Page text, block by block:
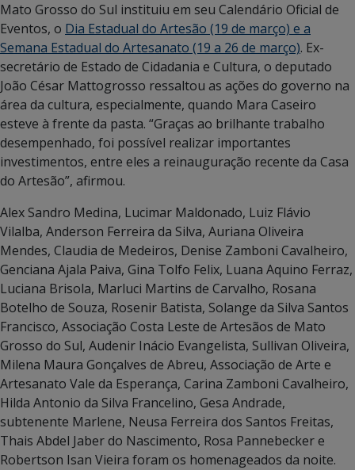
Mato Grosso do Sul instituiu em seu Calendário Oficial de
Eventos, o Dia Estadual do Artesão (19 de março) e a
Semana Estadual do Artesanato (19 a 26 de março). Ex-
secretário de Estado de Cidadania e Cultura, o deputado
João César Mattogrosso ressaltou as ações do governo na
área da cultura, especialmente, quando Mara Caseiro
esteve à frente da pasta. “Graças ao brilhante trabalho
desempenhado, foi possível realizar importantes
investimentos, entre eles a reinauguração recente da Casa
do Artesão”, afirmou.
Alex Sandro Medina, Lucimar Maldonado, Luiz Flávio
Vilalba, Anderson Ferreira da Silva, Auriana Oliveira
Mendes, Claudia de Medeiros, Denise Zamboni Cavalheiro,
Genciana Ajala Paiva, Gina Tolfo Felix, Luana Aquino Ferraz,
Luciana Brisola, Marluci Martins de Carvalho, Rosana
Botelho de Souza, Rosenir Batista, Solange da Silva Santos
Francisco, Associação Costa Leste de Artesãos de Mato
Grosso do Sul, Audenir Inácio Evangelista, Sullivan Oliveira,
Milena Maura Gonçalves de Abreu, Associação de Arte e
Artesanato Vale da Esperança, Carina Zamboni Cavalheiro,
Hilda Antonio da Silva Francelino, Gesa Andrade,
subtenente Marlene, Neusa Ferreira dos Santos Freitas,
Thais Abdel Jaber do Nascimento, Rosa Pannebecker e
Robertson Isan Vieira foram os homenageados da noite.